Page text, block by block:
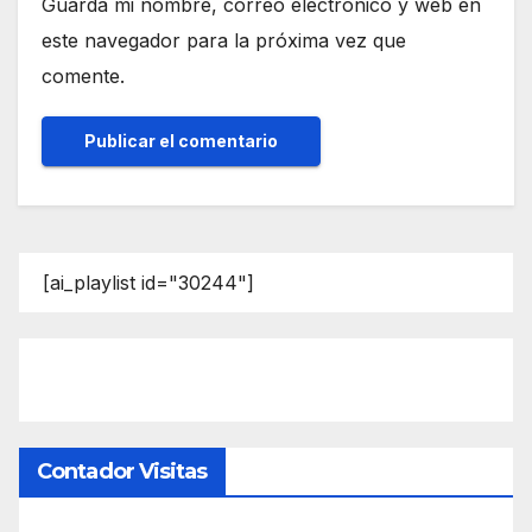
este navegador para la próxima vez que
comente.
[ai_playlist id="30244"]
Contador Visitas